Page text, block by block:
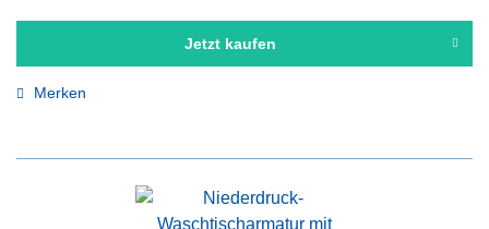
Jetzt kaufen
Merken